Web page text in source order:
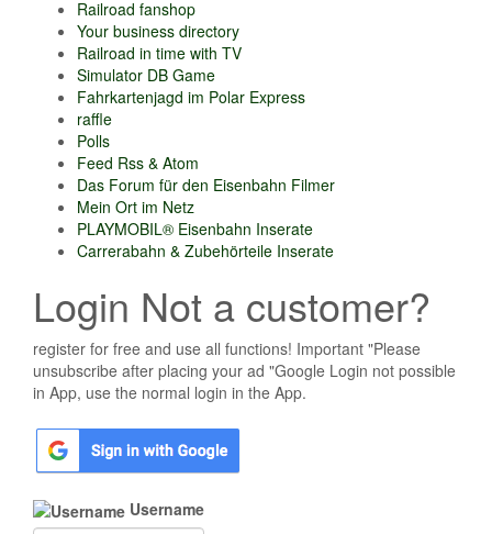
Railroad fanshop
Your business directory
Railroad in time with TV
Simulator DB Game
Fahrkartenjagd im Polar Express
raffle
Polls
Feed Rss & Atom
Das Forum für den Eisenbahn Filmer
Mein Ort im Netz
PLAYMOBIL® Eisenbahn Inserate
Carrerabahn & Zubehörteile Inserate
Login Not a customer?
register for free and use all functions! Important "Please
unsubscribe after placing your ad "Google Login not possible
in App, use the normal login in the App.
Username